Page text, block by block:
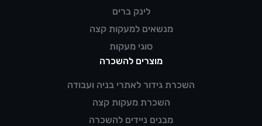
לינק ברים
מנשאים למעקות קצה
סוגי מעקות
מוצרים להשכרה
השכרת גידור לאתרי בניה ועבודה
השכרת מעקות קצה
מבנים ניידים להשכרה